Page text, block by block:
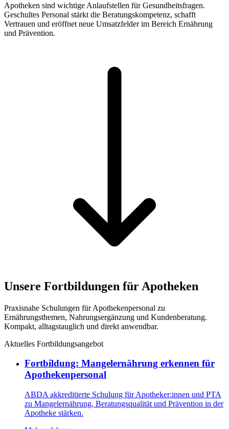
Apotheken sind wichtige Anlaufstellen für Gesundheitsfragen.
Geschultes Personal stärkt die Beratungskompetenz, schafft
Vertrauen und eröffnet neue Umsatzfelder im Bereich Ernährung
und Prävention.
Unsere Fortbildungen für Apotheken
Praxisnahe Schulungen für Apothekenpersonal zu
Ernährungsthemen, Nahrungsergänzung und Kundenberatung.
Kompakt, alltagstauglich und direkt anwendbar.
Aktuelles Fortbildungsangebot
Fortbildung: Mangelernährung erkennen für
Apothekenpersonal
ABDA akkreditierte Schulung für Apotheker:innen und PTA
zu Mangelernährung, Beratungsqualität und Prävention in der
Apotheke stärken.